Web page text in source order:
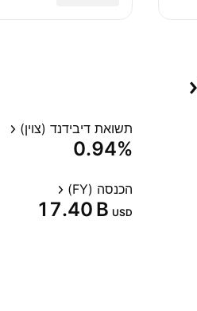
תשואת דיבידנד (צוין)
0.94%
הכנסה (FY)
‪17.40 B‬ USD